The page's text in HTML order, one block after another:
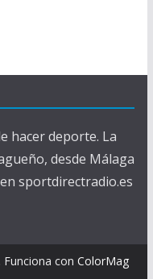
hacer deporte. La
desde Málaga
sportdirectradio.es
. Funciona con ColorMag